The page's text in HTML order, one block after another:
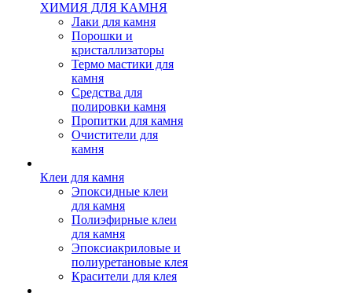
ХИМИЯ ДЛЯ КАМНЯ
Лаки для камня
Порошки и
кристаллизаторы
Термо мастики для
камня
Средства для
полировки камня
Пропитки для камня
Очистители для
камня
Клеи для камня
Эпоксидные клеи
для камня
Полиэфирные клеи
для камня
Эпоксиакриловые и
полиуретановые клея
Красители для клея